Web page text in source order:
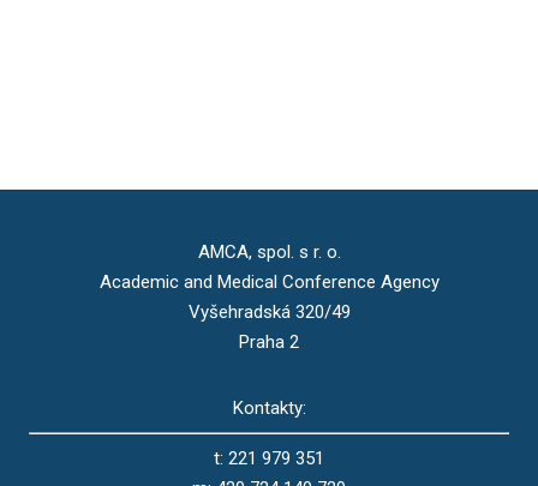
AMCA, spol. s r. o.
Academic and Medical Conference Agency
Vyšehradská 320/49
Praha 2
Kontakty:
t: 221 979 351